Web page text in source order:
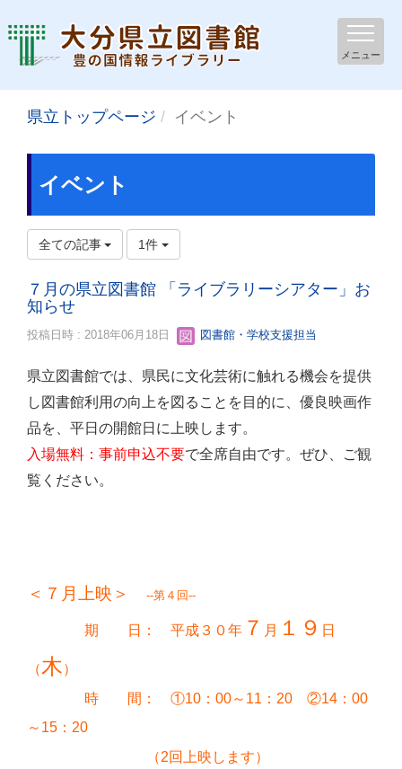
メニュー
県立トップページ イベント
イベント
全ての記事 1件
７月の県立図書館 「ライブラリーシアター」お
知らせ
投稿日時 : 2018年06月18日 図書館・学校支援担当
県立図書館では、県民に文化芸術に触れる機会を提供
し図書館利用の向上を図ることを目的に、優良映画作
品を、平日の開館日に上映します。
入場無料：事前申込不要で全席自由です。ぜひ、ご観
覧ください。
＜７月上映＞ --第４回--
期 日： 平成３０年 ７ 月 １９ 日
（木）
時 間： ①10：00～11：20 ②14：00
～15：20
（2回上映します）